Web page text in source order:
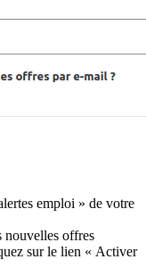
emploi » de votre
nouvelles offres
sur le lien « Activer